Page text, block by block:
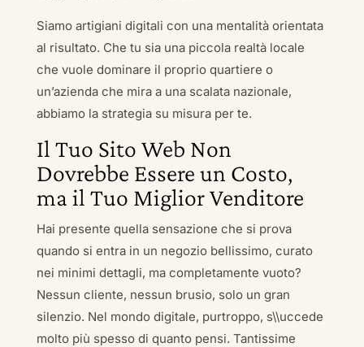
Siamo artigiani digitali con una mentalità orientata
al risultato. Che tu sia una piccola realtà locale
che vuole dominare il proprio quartiere o
un’azienda che mira a una scalata nazionale,
abbiamo la strategia su misura per te.
Il Tuo Sito Web Non
Dovrebbe Essere un Costo,
ma il Tuo Miglior Venditore
Hai presente quella sensazione che si prova
quando si entra in un negozio bellissimo, curato
nei minimi dettagli, ma completamente vuoto?
Nessun cliente, nessun brusio, solo un gran
silenzio. Nel mondo digitale, purtroppo, s\\uccede
molto più spesso di quanto pensi. Tantissime